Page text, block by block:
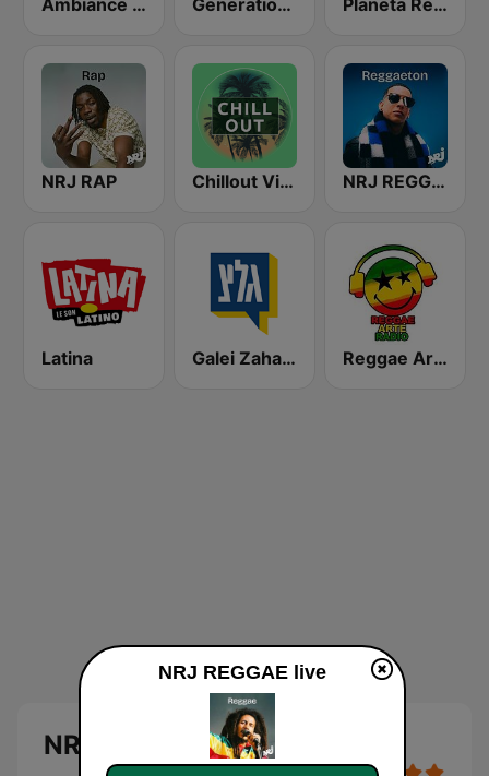
Ambiance Reggae Generations Reggae Planeta Reggae
NRJ RAP Chillout Vibes NRJ REGGAETON
Latina Galei Zahal (גלי צה"ל) Reggae Arte
NRJ REGGAE
NRJ REGGAE live